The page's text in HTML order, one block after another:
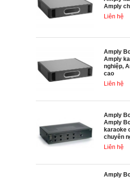
Amply
Liên hệ
Amply
Amply
nghiệp,
cao
Liên hệ
Amply
Amply
karaoke
chuyên
Liên hệ
Amply